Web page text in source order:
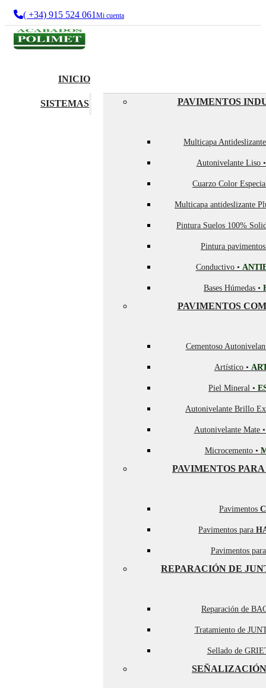
( +34) 915 524 061 Mi cuenta
INICIO
SISTEMAS PAVIMENTOS
Multicapa
Autonivelante Liso
Cuarzo Color
Multicapa antideslizante
Pintura Suelos 100%
Pintura
Conductivo •
Bases Húmedas •
PAVIMENTOS
Cementoso
Artístico •
Piel Mineral •
Autonivelante Brillo
Autonivelante Mate
Microcemento •
PAVIMENTOS
Pavimentos
Pavimentos para
Pavimentos
REPARACIÓN DE
Reparación de
Tratamiento de
Sellado de